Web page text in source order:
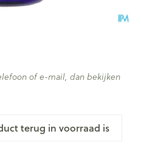
terug in voorraad is
of e-mail, dan bekijken